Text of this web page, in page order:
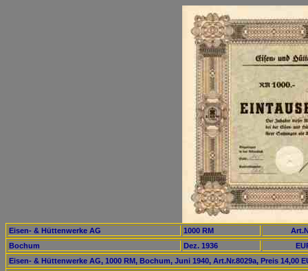
Eisen- & Hüttenwerke AG 1000 RM
Bochum
Dez. 1936
Eisen- & Hüttenwerke AG, 1000 RM, Bochum, Juni 1940, Art.Nr.8029a, Preis 14,00